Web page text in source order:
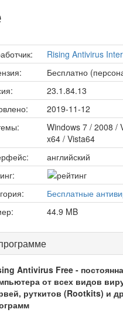
Rising Antivirus
Бесплатно
23.1.84.13
2019-11-12
Windows 7 / 2008 /
x64 / Vista64
английский
Бесплатные
44.9 MB
Antivirus Free -
от всех видов
руткитов (Rootkits) и